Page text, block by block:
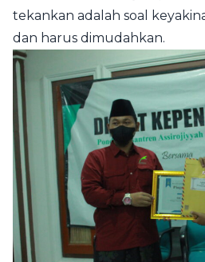
tekankan adalah soal
dan harus dimudahkan.